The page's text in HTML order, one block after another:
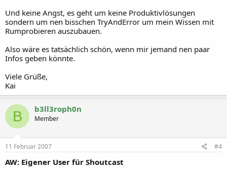
Und keine Angst, es geht um keine Produktivlösungen
sondern um nen bisschen TryAndError um mein Wissen mit
Rumprobieren auszubauen.
Also wäre es tatsächlich schön, wenn mir jemand nen paar
Infos geben könnte.
Viele Grüße,
Kai
B b3ll3roph0n
Member
11 Februar 2007 #4
AW: Eigener User für Shoutcast